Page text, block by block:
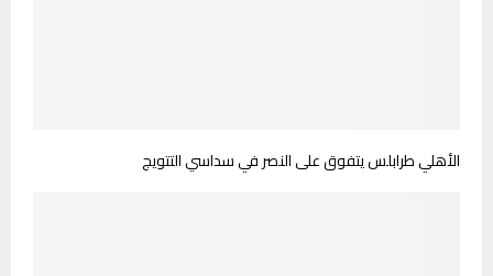
الأهلي طرابلس يتفوق على النصر في سداسي التتويج